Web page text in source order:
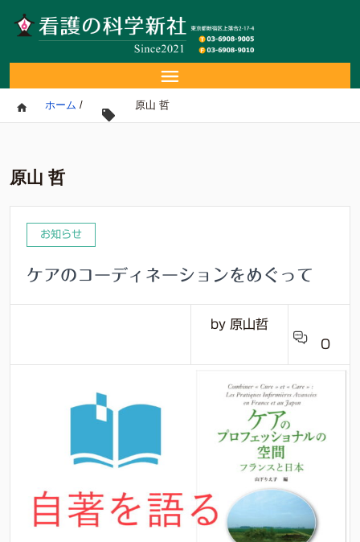
ホーム / 原山 哲
原山 哲
お知らせ
ケアのコーディネーションをめぐって
by 原山哲
0